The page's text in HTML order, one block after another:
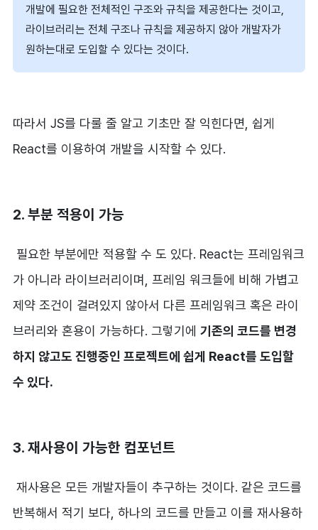
개발에 필요한 전체적인 구조와 규칙을 제공한다는 것이고,
라이브러리는 전체 구조나 규칙을 제공하지 않아 개발자가
원하는대로 도입할 수 있다는 것이다.
따라서 JS를 다룰 줄 알고 기초만 잘 익힌다면, 쉽게
React를 이용하여 개발을 시작할 수 있다.
2. 부분 적용이 가능
필요한 부분에만 적용할 수 도 있다. React는 프레임워크
가 아니라 라이브러리이며, 프레임 워크들에 비해 가볍고
제약 조건이 걸려있지 않아서 다른 프레임워크 혹은 라이
브러리와 혼용이 가능하다. 그렇기에 기존의 코드를 변경
하지 않고도 진행중인 프로젝트에 쉽게 React를 도입할
수 있다.
3. 재사용이 가능한 컴포넌트
재사용은 모든 개발자들이 추구하는 것이다. 같은 코드를
반복해서 적기 보다, 하나의 코드를 만들고 이를 재사용하